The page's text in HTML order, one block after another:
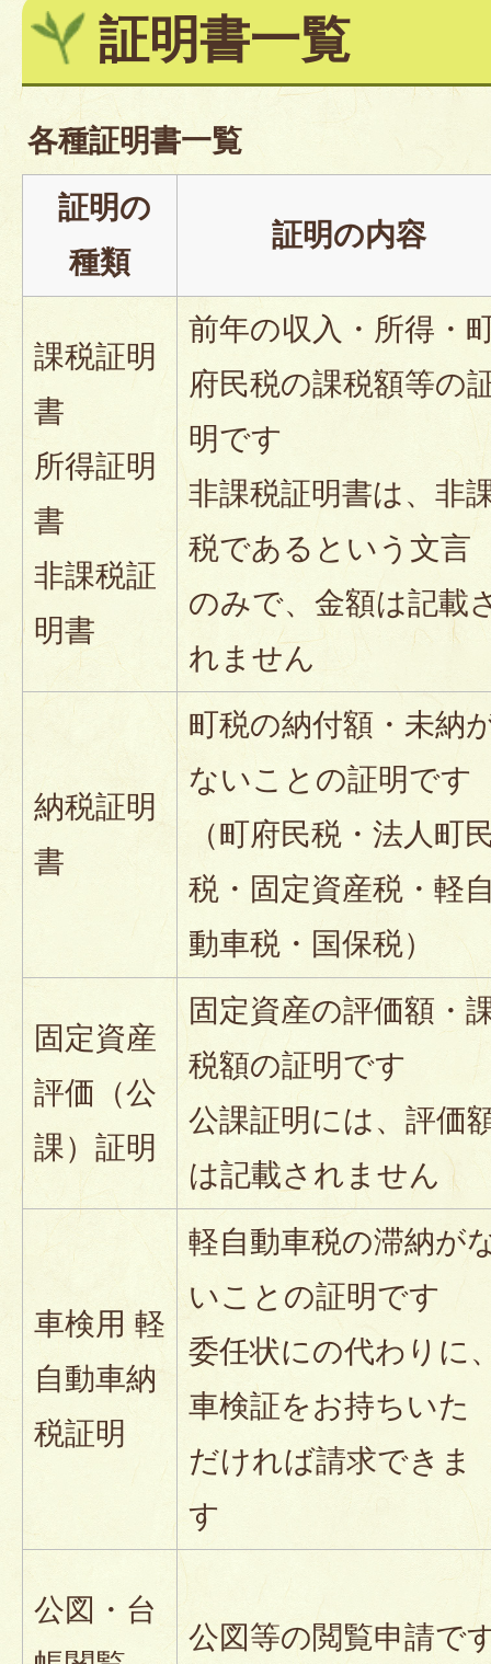
証明書一覧
各種証明書一覧
証明の
種類
証明の内容
課税証明
書
所得証明
書
非課税証
明書
前年の収入・所得・
府民税の課税額等の
明です
非課税証明書は、非
税であるという文言
のみで、金額は記載
れません
納税証明
書
町税の納付額・未納
ないことの証明です
（町府民税・法人町
税・固定資産税・軽
動車税・国保税）
固定資産
評価（公
課）証明
固定資産の評価額・
税額の証明です
公課証明には、評価
は記載されません
車検用 軽
自動車納
税証明
軽自動車税の滞納が
いことの証明です
委任状にの代わりに
車検証をお持ちいた
だければ請求できま
す
公図・台
公図等の閲覧申請で